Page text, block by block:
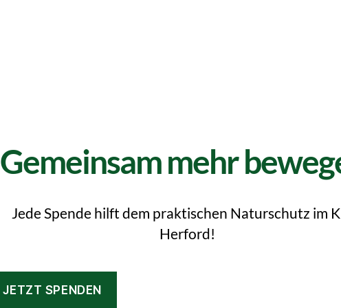
Gemeinsam mehr
Jede Spende hilft dem praktischen Naturschutz im
Herford!
JETZT SPENDEN